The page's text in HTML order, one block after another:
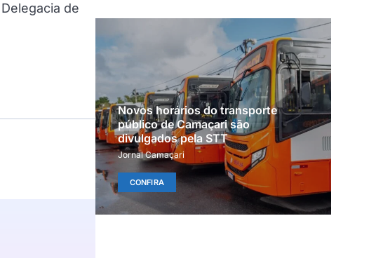
de
Novos horários do transporte
público de Camaçari são
divulgados pela STT
Jornal Camaçari
CONFIRA